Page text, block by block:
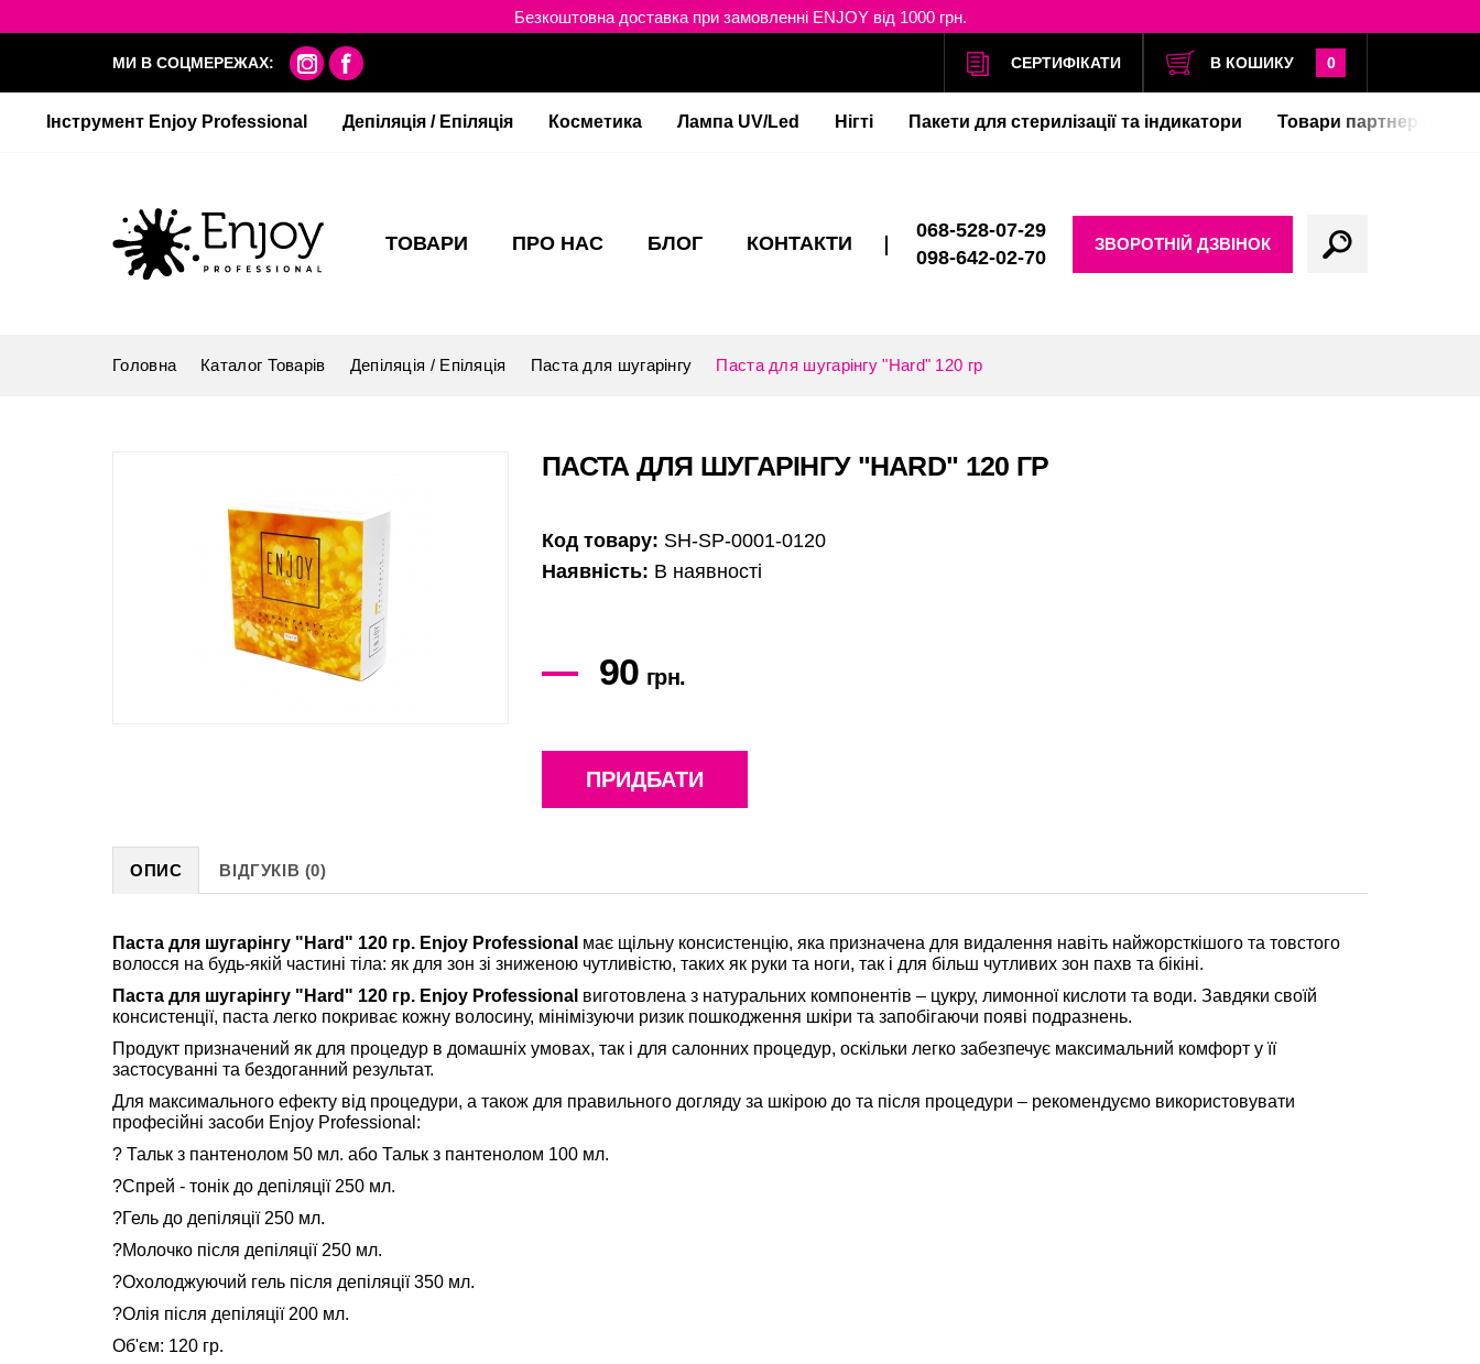
Безкоштовна доставка при замовленні ENJOY від 1000 грн.
МИ В СОЦМЕРЕЖАХ: СЕРТИФІКАТИ В КОШИКУ 0
Інструмент Enjoy Professional Депіляція / Епіляція Косметика Лампа UV/Led Нігті Пакети для стерилізації та індикатори Товари партнерів
ТОВАРИ ПРО НАС БЛОГ КОНТАКТИ
068-528-07-29
098-642-02-70
ЗВОРОТНІЙ ДЗВІНОК
Головна Каталог Товарів Депіляція / Епіляція Паста для шугарінгу Паста для шугарінгу "Hard" 120 гр
ПАСТА ДЛЯ ШУГАРІНГУ "HARD" 120 ГР
Код товару: SH-SP-0001-0120
Наявність: В наявності
90 грн.
ПРИДБАТИ
ОПИС ВІДГУКІВ (0)
Паста для шугарінгу "Hard" 120 гр. Enjoy Professional має щільну консистенцію, яка призначена для видалення навіть найжорсткішого та товстого
волосся на будь-якій частині тіла: як для зон зі зниженою чутливістю, таких як руки та ноги, так і для більш чутливих зон пахв та бікіні.
Паста для шугарінгу "Hard" 120 гр. Enjoy Professional виготовлена з натуральних компонентів – цукру, лимонної кислоти та води. Завдяки своїй
консистенції, паста легко покриває кожну волосину, мінімізуючи ризик пошкодження шкіри та запобігаючи появі подразнень.
Продукт призначений як для процедур в домашніх умовах, так і для салонних процедур, оскільки легко забезпечує максимальний комфорт у її
застосуванні та бездоганний результат.
Для максимального ефекту від процедури, а також для правильного догляду за шкірою до та після процедури – рекомендуємо використовувати
професійні засоби Enjoy Professional:
? Тальк з пантенолом 50 мл. або Тальк з пантенолом 100 мл.
?Спрей - тонік до депіляції 250 мл.
?Гель до депіляції 250 мл.
?Молочко після депіляції 250 мл.
?Охолоджуючий гель після депіляції 350 мл.
?Олія після депіляції 200 мл.
Об'єм: 120 гр.